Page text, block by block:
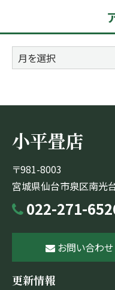
ア
ー
イ
小平畳店
〒981-8003
宮城県仙台市泉区南光
022-271-
お問い合わせ
更新情報